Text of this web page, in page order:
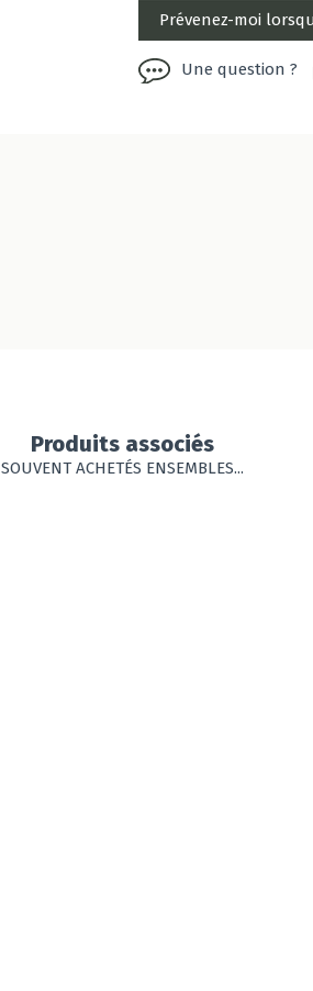
Une question ?
Produits associés
SOUVENT ACHETÉS ENSEMBLES...